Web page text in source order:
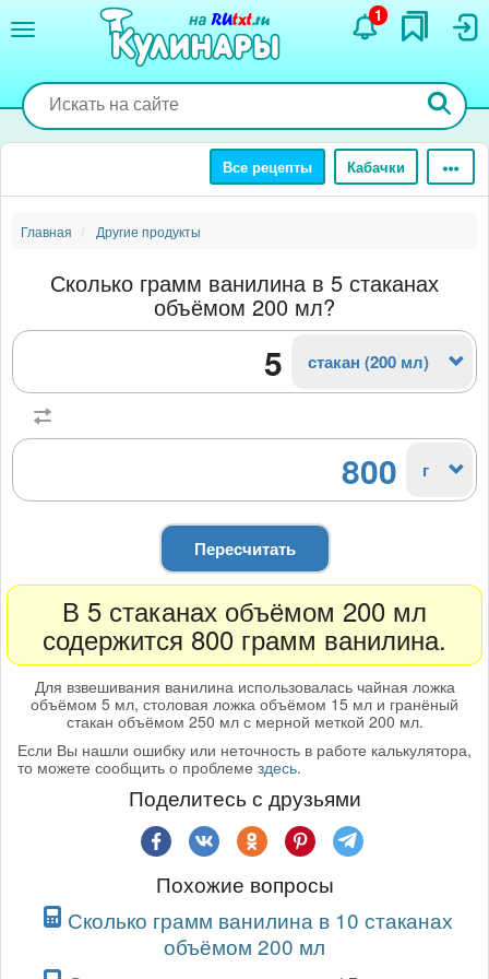
содержанию
1
Все рецепты Кабачки
Главная Другие продукты
Сколько грамм ванилина в 5 стаканах
объёмом 200 мл?
стакан (200 мл)
800 г
Пересчитать
В 5 стаканах объёмом 200 мл
содержится 800 грамм ванилина.
Для взвешивания ванилина использовалась чайная ложка
объёмом 5 мл, столовая ложка объёмом 15 мл и гранёный
стакан объёмом 250 мл с мерной меткой 200 мл.
Если Вы нашли ошибку или неточность в работе калькулятора,
то можете сообщить о проблеме здесь.
Поделитесь с друзьями
Похожие вопросы
Сколько грамм ванилина в 10 стаканах
объёмом 200 мл